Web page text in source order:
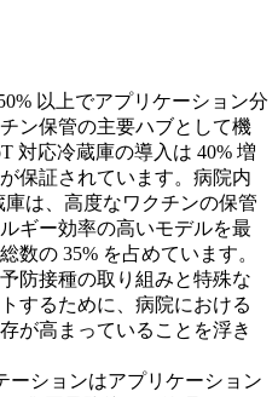
以上でアプリケーション分
ン保管の主要ハブとして機
対応冷蔵庫の導入は 40% 増
保証されています。病院内
は、高度なワクチンの保管
ギー効率の高いモデルを最
数の 35% を占めています。
防接種の取り組みと特殊な
するために、病院における
が高まっていることを浮き
ーションはアプリケーション